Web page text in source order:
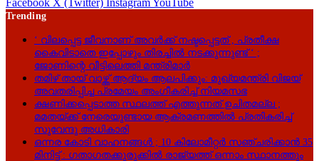
Trending
‘ വിലപ്പെട്ട ജീവനാണ് അവർക്ക് നഷ്ടപ്പെട്ടത് , പ്രതീക്ഷ
കൈവിടാതെ ഇപ്പോഴും തിരച്ചിൽ നടക്കുന്നുണ്ട് ‘ ;
ജോണിന്റെ വീട്ടിലെത്തി മന്ത്രിമാർ
തമിഴ് തായ് വാഴ്ത്ത് ആദ്യം ആലപിക്കും: മുഖ്യമന്ത്രി വിജയ്
അവതരിപ്പിച്ച പ്രമേയം അംഗീകരിച്ച് നിയമസഭ
ക്ഷണിക്കപ്പെടാത്ത സ്ഥലത്ത് എത്തുന്നത് ഉചിതമല്ല ;
മമതയ്ക്ക് നേരെയുണ്ടായ ആക്രമണത്തിൽ പ്രതികരിച്ച്
സുവേന്ദു അധികാരി
ഒന്നര കോടി വാഹനങ്ങൾ ; 10 കിലോമീറ്റർ സഞ്ചരിക്കാൻ 35
മിനിട്ട് : ഗതാഗതക്കുരുക്കിൽ രാജ്യത്ത് ഒന്നാം സ്ഥാനത്തും